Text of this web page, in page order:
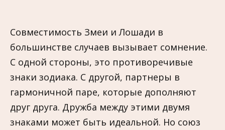
Совместимость Змеи и Лошади в
большинстве случаев вызывает сомнение.
С одной стороны, это противоречивые
знаки зодиака. С другой, партнеры в
гармоничной паре, которые дополняют
друг друга. Дружба между этими двумя
знаками может быть идеальной. Но союз